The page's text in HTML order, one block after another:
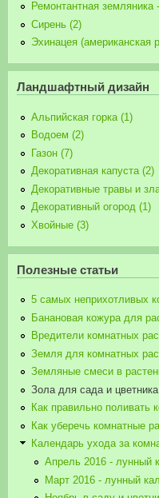
Ремонтантная земляника
Сирень (2)
Эхинацея (американская
Ландшафтный дизайн
Альпийская горка (1)
Водоем (2)
Газон (7)
Декоративная капуста (2)
Декоративные травы и
Декоративный огород (1)
Хвойные (3)
Полезные статьи
5 самых неприхотливых
Банановая кожура для
Вредители комнатных
Земля для комнатных
Земляные смеси в
Зола для сада и цветника
Как правильно поливать
Как уберечь комнатные
Календарь ухода за
Апрель 2016 - лунный
Март 2016 - лунный